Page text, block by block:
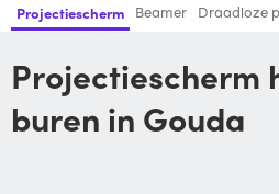
Projectiescherm Beamer Draadloze
Projectiescherm huren van je
buren in Gouda